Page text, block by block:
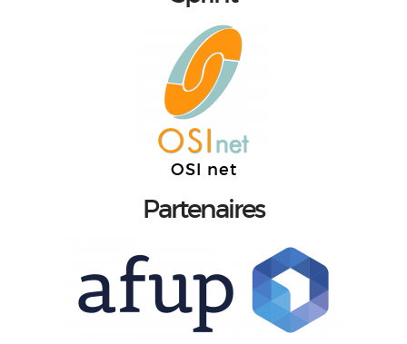
OSI net
Partenaires